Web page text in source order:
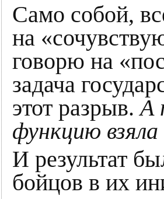
Само собой,
на
говорю на
задача
этот разрыв.А
функцию
И результат
бойцов в их